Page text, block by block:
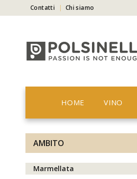
Contatti Chi siamo
HOME VINO
AMBITO
marmellata